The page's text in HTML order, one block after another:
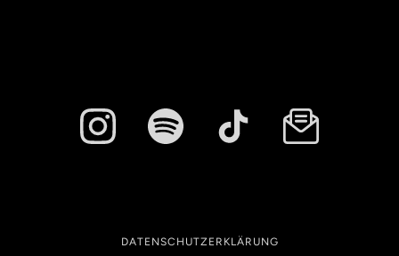
DATENSCHUTZERKLÄRUNG